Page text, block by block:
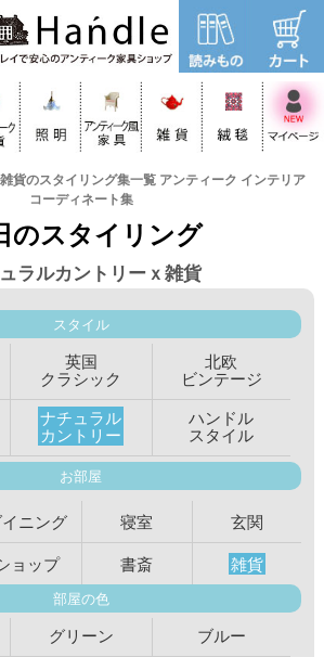
貨のスタイリング集一覧 アンティーク インテリア
コーディネート集
のスタイリング
ラルカントリーｘ雑貨
スタイル
英国
クラシック
北欧
ビンテージ
ナチュラル
カントリー
ハンドル
スタイル
お部屋
イニング 寝室
玄関
ョップ 書斎 雑貨
部屋の色
グリーン
ブルー